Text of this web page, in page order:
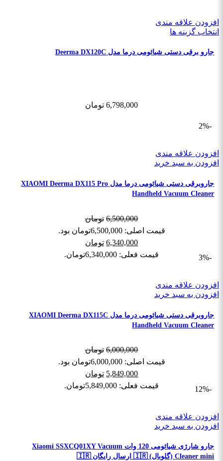
افزودن علاقه مندی
انتخاب گزینه ها
جارو برقی دستی شیائومی درما مدل Deerma DX120C
6,798,000 تومان
-2%
افزودن علاقه مندی
افزودن به سبد خرید
جاروبرقی دستی شیائومی درما مدل XIAOMI Deerma DX115 Pro
Handheld Vacuum Cleaner
6,500,000 تومان
قیمت اصلی: 6,500,000تومان بود.
6,340,000 تومان
قیمت فعلی: 6,340,000تومان.
-3%
افزودن علاقه مندی
افزودن به سبد خرید
جاروبرقی دستی شیائومی درما مدل XIAOMI Deerma DX115C
Handheld Vacuum Cleaner
6,000,000 تومان
قیمت اصلی: 6,000,000تومان بود.
5,849,000 تومان
قیمت فعلی: 5,849,000تومان.
-12%
افزودن علاقه مندی
افزودن به سبد خرید
جارو شارژی شیائومی 120 وات Xiaomi SSXCQ01XY Vacuum
Cleaner mini (گلوبال) 🇮🇷 ارسال رایگان 🇮🇷